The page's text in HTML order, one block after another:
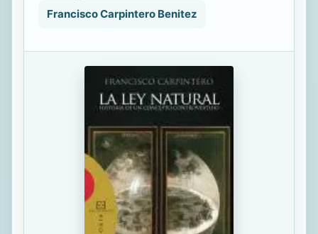
Francisco Carpintero Benitez